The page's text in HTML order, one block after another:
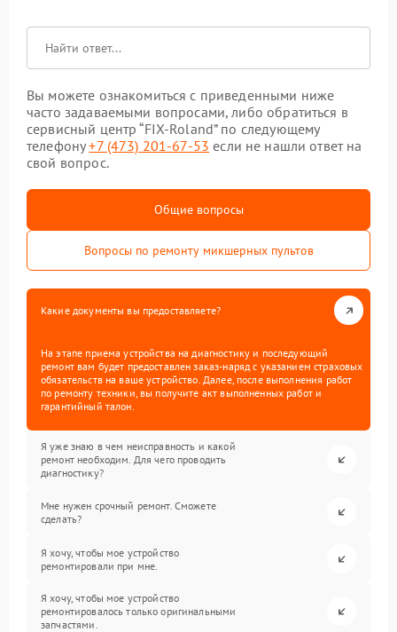
Вы можете ознакомиться с приведенными ниже
часто задаваемыми вопросами, либо обратиться в
сервисный центр “FIX-Roland” по следующему
телефону+7 (473) 201-67-53 если не нашли ответ на
свой вопрос.
Общие вопросы
Вопросы по ремонту микшерных пультов
Какие документы вы предоставляете?
На этапе приема устройства на диагностику и последующий
ремонт вам будет предоставлен заказ-наряд с указанием страховых
обязательств на ваше устройство. Далее, после выполнения работ
по ремонту техники, вы получите акт выполненных работ и
гарантийный талон.
Я уже знаю в чем неисправность и какой
ремонт необходим. Для чего проводить
диагностику?
Мне нужен срочный ремонт. Сможете
сделать?
Я хочу, чтобы мое устройство
ремонтировали при мне.
Я хочу, чтобы мое устройство
ремонтировалось только оригинальными
запчастями.